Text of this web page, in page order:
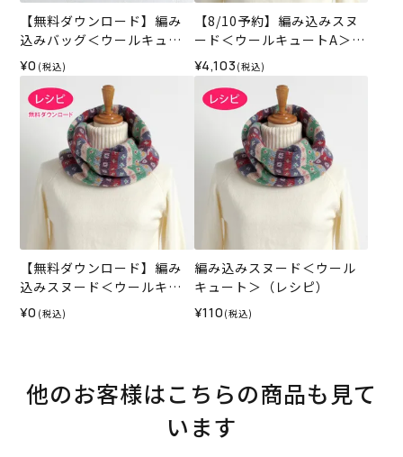
【無料ダウンロード】編み
込みバッグ＜ウールキュー
ト＞（レシピ）
¥0 (税込)
【8/10予約】編み込みスヌ
ード＜ウールキュートA＞
（編み物 材料セット）
¥4,103 (税込)
【無料ダウンロード】編み
込みスヌード＜ウールキュ
ート＞（レシピ）
¥0 (税込)
編み込みスヌード＜ウール
キュート＞（レシピ）
¥110 (税込)
他のお客様はこちらの商品も見て
います